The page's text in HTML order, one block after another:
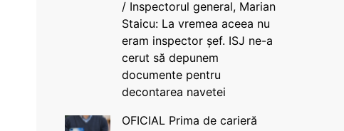
/ Inspectorul general, Marian
Staicu: La vremea aceea nu
eram inspector șef. ISJ ne-a
cerut să depunem
documente pentru
decontarea navetei
OFICIAL Prima de carieră